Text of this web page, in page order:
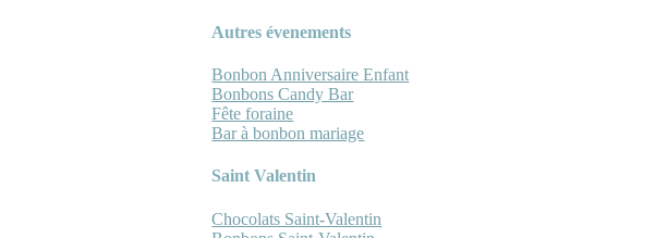
Autres évenements
Bonbon Anniversaire Enfant
Bonbons Candy Bar
Fête foraine
Bar à bonbon mariage
Saint Valentin
Chocolats Saint-Valentin